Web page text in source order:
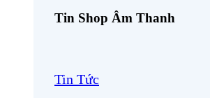
Tin Shop Âm Thanh
Tin Tức